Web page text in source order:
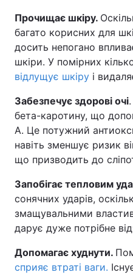
Прочищає шкіру.
багато корисних для
досить непогано
шкіри. У помірних
відлущує шкіру і
Забезпечує здорові очі
бета-каротину, що
А. Це потужний
навіть зменшує ризик
що призводить до
Запобігає тепловим
сонячних ударів,
змащувальними
дарує дуже потрібне
Допомагає худнути.
сприяє втраті ваги.